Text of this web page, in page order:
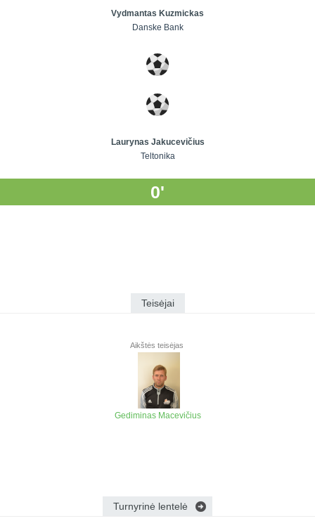
Vydmantas Kuzmickas
Danske Bank
Laurynas Jakucevičius
Teltonika
0'
Teisėjai
Aikštės teisėjas
Gediminas Macevičius
Turnyrinė lentelė